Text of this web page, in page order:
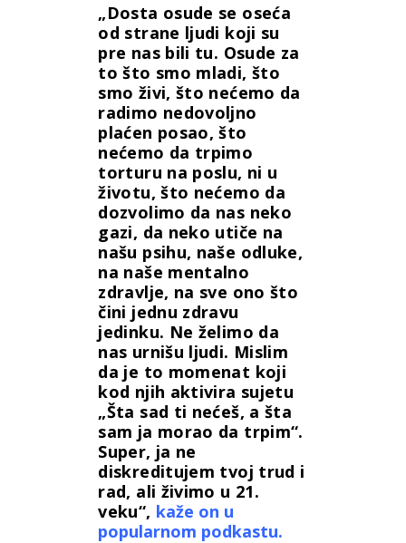
„Dosta osude se oseća
od strane ljudi koji su
pre nas bili tu. Osude za
to što smo mladi, što
smo živi, što nećemo da
radimo nedovoljno
plaćen posao, što
nećemo da trpimo
torturu na poslu, ni u
životu, što nećemo da
dozvolimo da nas neko
gazi, da neko utiče na
našu psihu, naše odluke,
na naše mentalno
zdravlje, na sve ono što
čini jednu zdravu
jedinku. Ne želimo da
nas urnišu ljudi. Mislim
da je to momenat koji
kod njih aktivira sujetu
„Šta sad ti nećeš, a šta
sam ja morao da trpim“.
Super, ja ne
diskreditujem tvoj trud i
rad, ali živimo u 21.
veku“, kaže on u
popularnom podkastu.